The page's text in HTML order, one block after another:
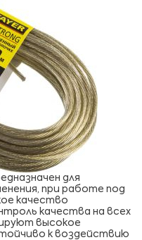
для
при работе под
качество
качества на всех
высокое
к воздействию